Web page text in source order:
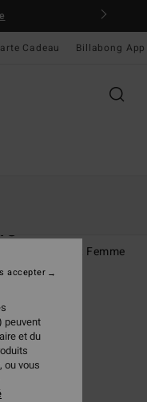
Cadeau Billabong App
courtes Vert Femme
peuvent
et du
ou vous
accepter